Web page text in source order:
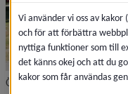
Översvämningsyta på
Vi använder vi oss av
och för att förbättra
nyttiga funktioner som till
det känns okej och att du
kakor som får användas